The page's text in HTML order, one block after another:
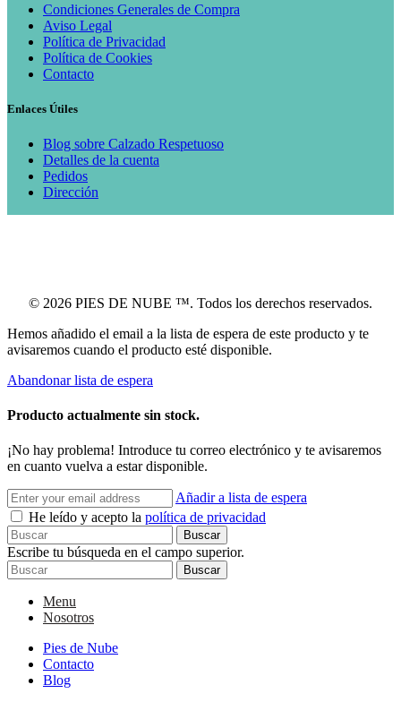
Condiciones Generales de Compra
Aviso Legal
Política de Privacidad
Política de Cookies
Contacto
Enlaces Útiles
Blog sobre Calzado Respetuoso
Detalles de la cuenta
Pedidos
Dirección
© 2026 PIES DE NUBE ™. Todos los derechos reservados.
Hemos añadido el email a la lista de espera de este producto y te
avisaremos cuando el producto esté disponible.
Abandonar lista de espera
Producto actualmente sin stock.
¡No hay problema! Introduce tu correo electrónico y te avisaremos
en cuanto vuelva a estar disponible.
Añadir a lista de espera
He leído y acepto la política de privacidad
Buscar
Escribe tu búsqueda en el campo superior.
Buscar
Menu
Nosotros
Pies de Nube
Contacto
Blog